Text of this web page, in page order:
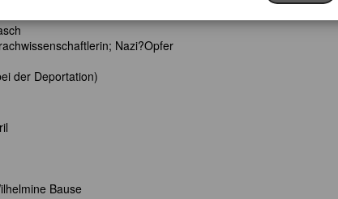
Nazi?Opfer
der Deportation)
Bause